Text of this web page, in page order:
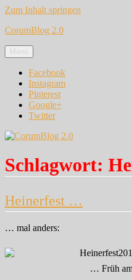
Zum Inhalt springen
CorumBlog 2.0
Menü
Facebook
Instagram
Pinterest
Google+
Twitter
Schlagwort:
Heinerfest …
… mal anders:
… Früh